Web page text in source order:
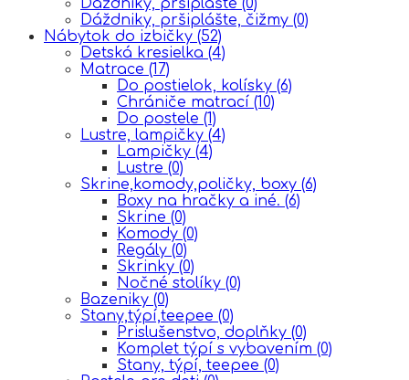
Dáždniky, pršiplášte (0)
Dáždniky, pršiplášte, čižmy (0)
Nábytok do izbičky (52)
Detská kresielka (4)
Matrace (17)
Do postielok, kolísky (6)
Chrániče matrací (10)
Do postele (1)
Lustre, lampičky (4)
Lampičky (4)
Lustre (0)
Skrine,komody,poličky, boxy (6)
Boxy na hračky a iné. (6)
Skrine (0)
Komody (0)
Regály (0)
Skrinky (0)
Nočné stolíky (0)
Bazeniky (0)
Stany,týpí,teepee (0)
Prislušenstvo, doplňky (0)
Komplet týpí s vybavením (0)
Stany, týpí, teepee (0)